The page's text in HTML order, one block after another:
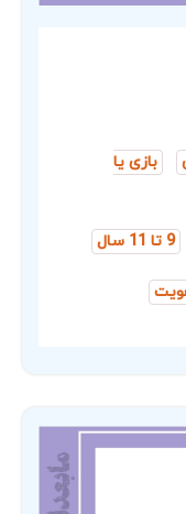
بازی یا
9 تا 11 سال